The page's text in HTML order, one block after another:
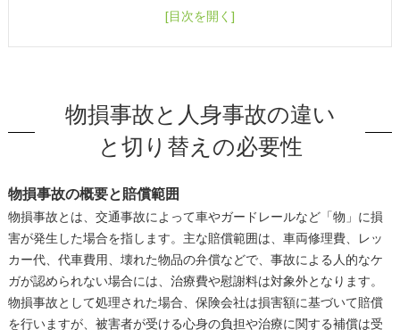
切り替えに関するトラブル事例と誤解の解消
物損事故と人身事故の違い
と切り替えの必要性
物損事故の概要と賠償範囲
物損事故とは、交通事故によって車やガードレールなど「物」に損
害が発生した場合を指します。主な賠償範囲は、車両修理費、レッ
カー代、代車費用、壊れた物品の弁償などで、事故による人的なケ
ガが認められない場合には、治療費や慰謝料は対象外となります。
物損事故として処理された場合、保険会社は損害額に基づいて賠償
を行いますが、被害者が受ける心身の負担や治療に関する補償は受